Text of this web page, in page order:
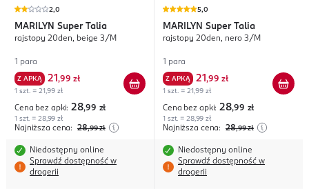
2,0
MARILYN Super Talia
rajstopy 20den, beige 3/M
1 para
Z APKĄ 21 ,99 zł
1 szt. = 21,99 zł
Cena bez apki: 28,99 zł
1 szt. = 28,99 zł
Najniższa cena: 28,99 zł
Niedostępny online
Sprawdź dostępność w
drogerii
5,0
MARILYN Super Talia
rajstopy 20den, nero 3/M
1 para
Z APKĄ 21 ,99 zł
1 szt. = 21,99 zł
Cena bez apki: 28,99 zł
1 szt. = 28,99 zł
Najniższa cena: 28,99 zł
Niedostępny online
Sprawdź dostępność w
drogerii